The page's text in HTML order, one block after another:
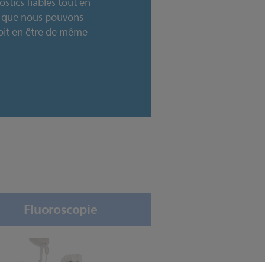
nous pouvons
en être de même
Fluoroscopie